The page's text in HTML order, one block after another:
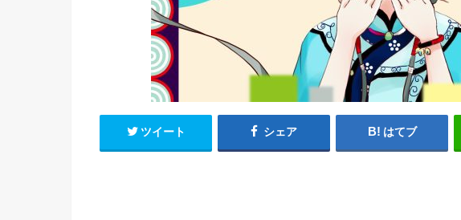
ツイート シェア はてブ